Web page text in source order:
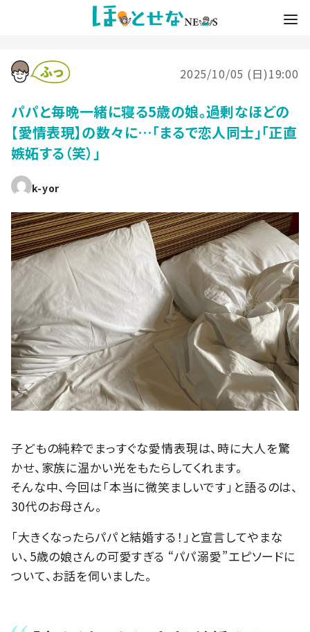
2025/10/05 (日)19:00
パパと毎晩一緒に寝る5歳の娘。過剰なほどの
【愛情表現】の数々に…「まるで恋人同士」「正直
嫉妬する（笑）」
k-yor
子どもの純粋でまっすぐな愛情表現は、時に大人を驚
かせ、家族に温かい光をもたらしてくれます。
そんな中、今回は「本当に微笑ましいです」と語るのは、
30代のお母さん。
「大きくなったらパパと結婚する！」と宣言してやまな
い、5歳の娘さんの可愛すぎる “パパ溺愛”エピソードに
ついて、お話を伺いました。